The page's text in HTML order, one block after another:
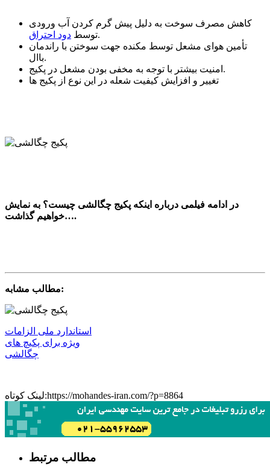
کاهش مصرف سوخت به دلیل پیش گرم کردن آب ورودی
توسط دود احتراق
.
تأمین هوای مشعل توسط مکنده جهت سوختن با راندمان
باال.
امنیت بیشتر با توجه به مخفی بودن مشعل در پکیج.
تغییر و افزایش کیفیت شعله در این نوع از پکیج ها
در ادامه فیلمی درباره اینکه پکیج چگالشی چیست؟ به نمایش
خواهیم گذاشت….
مطالب مشابه:
استاندارد ملی الزامات
ویژه برای پکیچ های
چگالشی
لینک کوتاه:https://mohandes-iran.com/?p=8864
مطالب مرتبط